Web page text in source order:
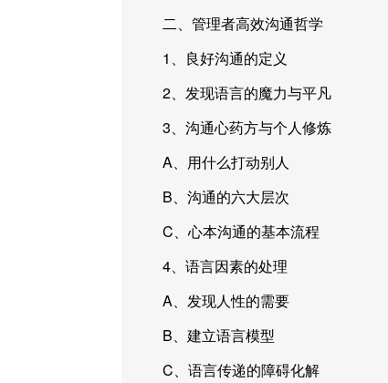
二、管理者高效沟通哲学
1、良好沟通的定义
2、发现语言的魔力与平凡
3、沟通心药方与个人修炼
A、用什么打动别人
B、沟通的六大层次
C、心本沟通的基本流程
4、语言因素的处理
A、发现人性的需要
B、建立语言模型
C、语言传递的障碍化解